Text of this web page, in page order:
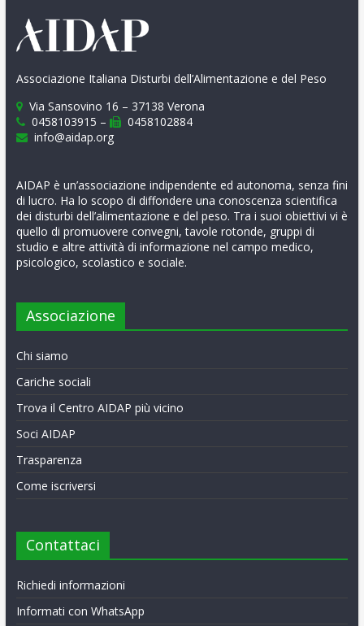
Associazione Italiana Disturbi dell’Alimentazione e del Peso
Via Sansovino 16 – 37138 Verona
0458103915 –
0458102884
info@aidap.org
AIDAP è un’associazione indipendente ed autonoma, senza fini
di lucro. Ha lo scopo di diffondere una conoscenza scientifica
dei disturbi dell’alimentazione e del peso. Tra i suoi obiettivi vi è
quello di promuovere convegni, tavole rotonde, gruppi di
studio e altre attività di informazione nel campo medico,
psicologico, scolastico e sociale.
Associazione
Chi siamo
Cariche sociali
Trova il Centro AIDAP più vicino
Soci AIDAP
Trasparenza
Come iscriversi
Contattaci
Richiedi informazioni
Informati con WhatsApp